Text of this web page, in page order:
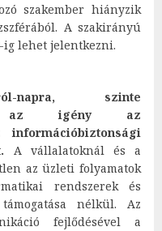
szakember hiányzik
A szakirányú
ig lehet jelentkezni.
napra, szinte
az igény az
A vállalatoknál és a
az üzleti folyamatok
rendszerek és
nélkül. Az
fejlődésével a